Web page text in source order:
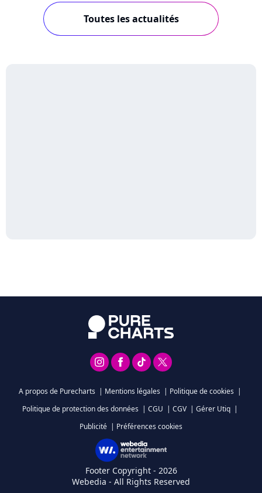
Toutes les actualités
A propos de Purecharts | Mentions légales | Politique de cookies |
Politique de protection des données | CGU | CGV | Gérer Utiq |
Publicité | Préférences cookies
Footer Copyright - 2026
Webedia - All Rights Reserved